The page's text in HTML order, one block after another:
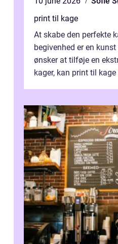
print til kage
At skabe den perfekte
begivenhed er en
ønsker at tilføje en
kager, kan print til